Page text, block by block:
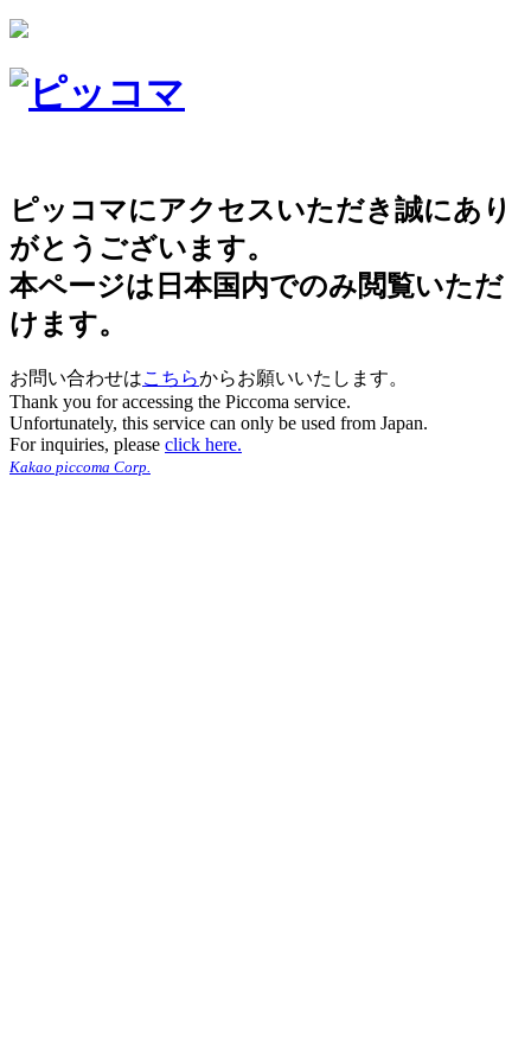
ピッコマにアクセスいただき誠にあり
がとうございます。
本ページは日本国内でのみ閲覧いただ
けます。
お問い合わせはこちらからお願いいたします。
Thank you for accessing the Piccoma service.
Unfortunately, this service can only be used from Japan.
For inquiries, please click here.
Kakao piccoma Corp.